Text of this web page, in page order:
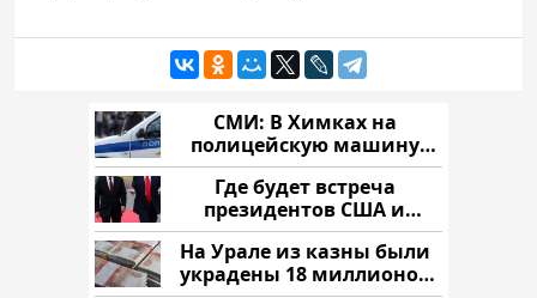
СМИ: В Химках на
полицейскую машину
напали и подожгли.
Где будет встреча
президентов США и
России: Европа?
На Урале из казны были
украдены 18 миллионов